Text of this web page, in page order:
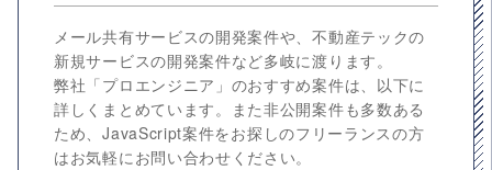
メール共有サービスの開発案件や、不動産テックの
新規サービスの開発案件など多岐に渡ります。
弊社「プロエンジニア」のおすすめ案件は、以下に
詳しくまとめています。また非公開案件も多数ある
ため、JavaScript案件をお探しのフリーランスの方
はお気軽にお問い合わせください。